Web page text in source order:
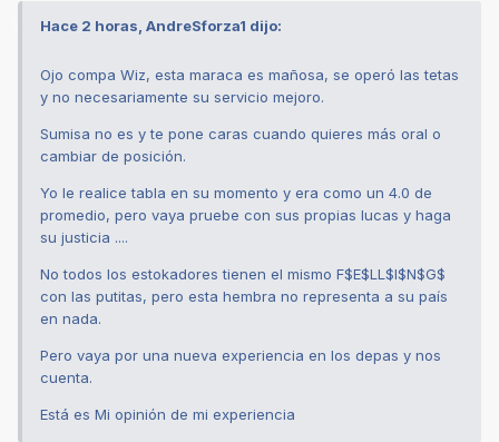
Hace 2 horas, AndreSforza1 dijo:
Ojo compa Wiz, esta maraca es mañosa, se operó las tetas
y no necesariamente su servicio mejoro.
Sumisa no es y te pone caras cuando quieres más oral o
cambiar de posición.
Yo le realice tabla en su momento y era como un 4.0 de
promedio, pero vaya pruebe con sus propias lucas y haga
su justicia ....
No todos los estokadores tienen el mismo F$E$LL$I$N$G$
con las putitas, pero esta hembra no representa a su país
en nada.
Pero vaya por una nueva experiencia en los depas y nos
cuenta.
Está es Mi opinión de mi experiencia